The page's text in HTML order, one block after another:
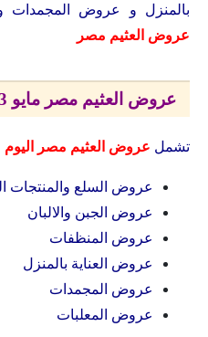
بالمنزل و عروض المجمدات
عروض العثيم مصر
عروض العثيم مصر مايو 2023
تشمل عروض العثيم مصر اليوم
عروض السلع والمنتجات
عروض الجبن والالبان
عروض المنظفات
عروض العناية بالمنزل
عروض المجمدات
عروض المعلبات